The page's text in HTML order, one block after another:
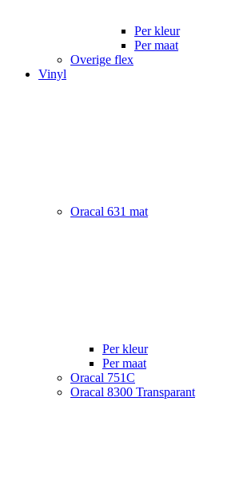
Per kleur
Per maat
Overige flex
Vinyl
Oracal 631 mat
Per kleur
Per maat
Oracal 751C
Oracal 8300 Transparant